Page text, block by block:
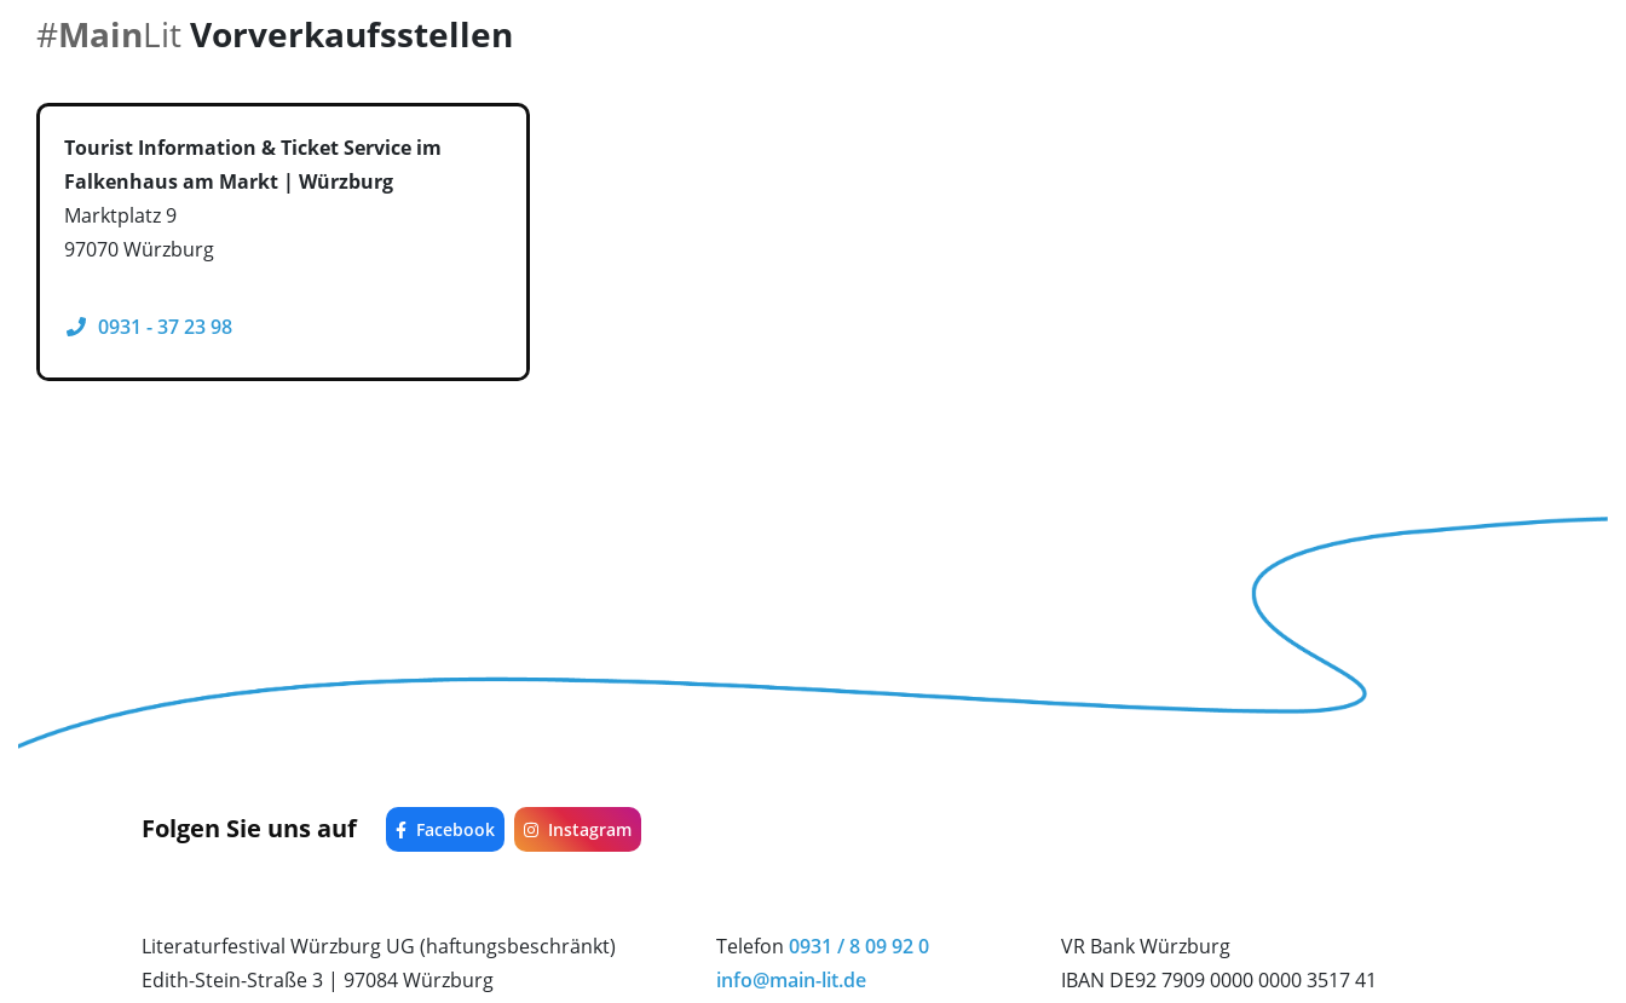
#MainLitVorverkaufsstellen
Tourist Information & Ticket Service im
Falkenhaus am Markt | Würzburg
Marktplatz 9
97070 Würzburg
0931 - 37 23 98
Folgen Sie uns auf Facebook Instagram
Literaturfestival Würzburg UG (haftungsbeschränkt)
Edith-Stein-Straße 3 | 97084 Würzburg
Telefon 0931 / 8 09 92 0
info@main-lit.de
VR Bank Würzburg
IBAN DE92 7909 0000 0000 3517 41